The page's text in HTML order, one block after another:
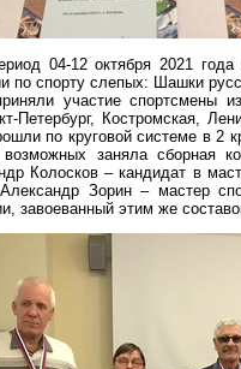
04-12 октября 2021 года
по спорту слепых: Шашки
участие спортсмены
Петербург, Костромская,
по круговой системе в 2
заняла сборная
Колосков – кандидат в
Зорин – мастер
завоеванный этим же